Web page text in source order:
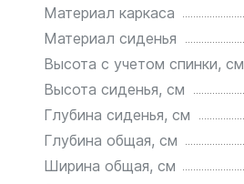
Материал каркаса
Материал сиденья
Высота с учетом спинки, см
Высота сиденья, см
Глубина сиденья, см
Глубина общая, см
Ширина общая, см